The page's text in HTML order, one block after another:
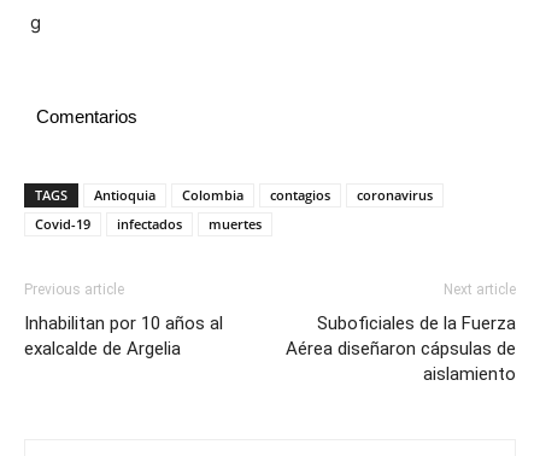
Comentarios
TAGS Antioquia Colombia contagios
coronavirus
Covid-19
infectados muertes
Previous article
Inhabilitan por 10 años al
exalcalde de Argelia
Next article
Suboficiales de la Fuerza
Aérea diseñaron cápsulas de
aislamiento